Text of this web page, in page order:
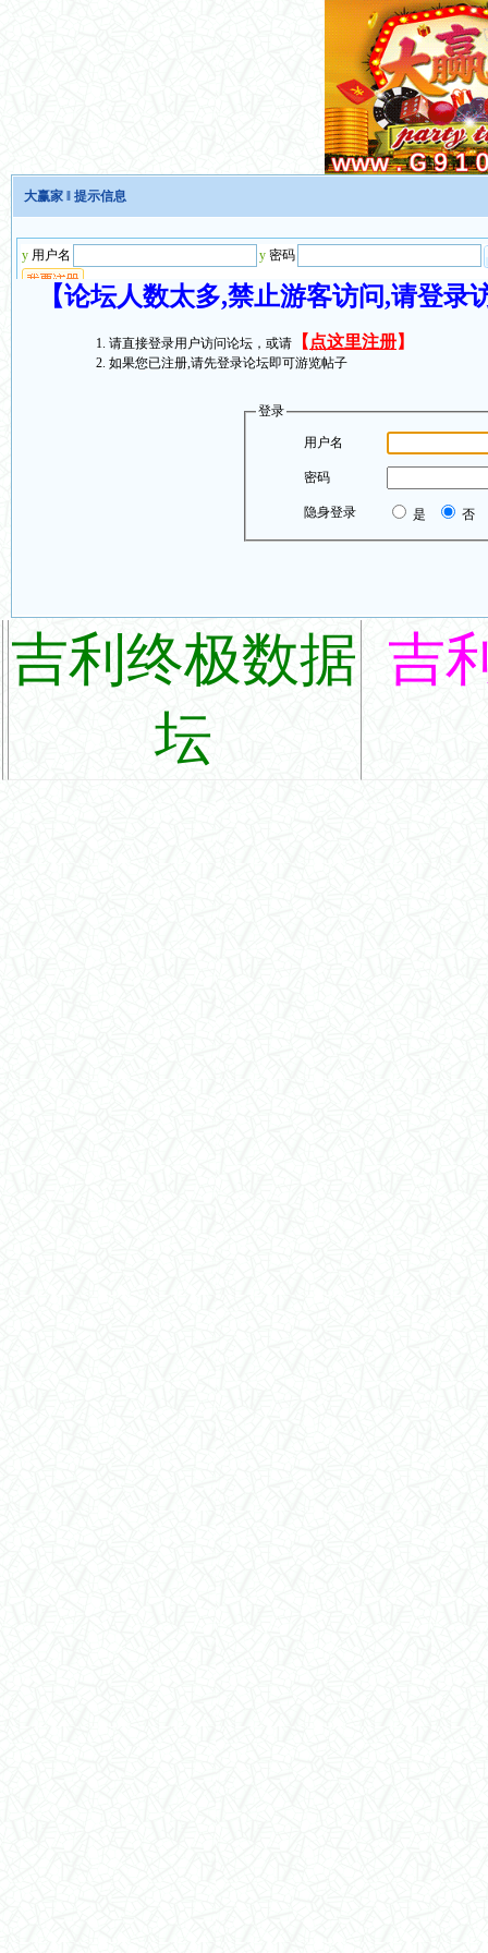
大赢家 ‖ 提示信息
【论坛人数太多,禁止游客访问,请登
请直接登录用户访问论坛，或请 【 点这里注册】
如果您已注册,请先登录论坛即可游览帖子
登录
用户名
密码
隐身登录 是 否
吉利终极数据
坛
吉